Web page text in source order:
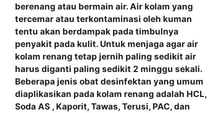
berenang atau bermain air. Air kolam yang
tercemar atau terkontaminasi oleh kuman
tentu akan berdampak pada timbulnya
penyakit pada kulit. Untuk menjaga agar air
kolam renang tetap jernih paling sedikit air
harus diganti paling sedikit 2 minggu sekali.
Beberapa jenis obat desinfektan yang umum
diaplikasikan pada kolam renang adalah HCL,
Soda AS , Kaporit, Tawas, Terusi, PAC, dan